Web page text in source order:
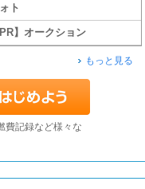
ト
PR】オークション
もっと見る
費記録など様々な